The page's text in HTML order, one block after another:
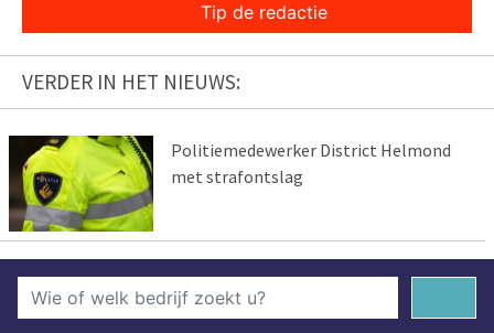
Tip de redactie
VERDER IN HET NIEUWS:
Politiemedewerker District Helmond
met strafontslag